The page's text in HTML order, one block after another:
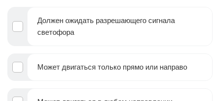
Должен ожидать разрешающего сигнала
светофора
Может двигаться только прямо или направо